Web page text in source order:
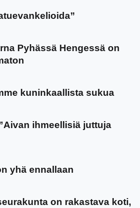
Pyhässä Hengessä on
kuninkaallista sukua
ihmeellisiä juttuja
yhä ennallaan
on rakastava koti,